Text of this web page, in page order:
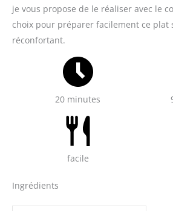
je vous propose de le réaliser avec le
choix pour préparer facilement ce plat
réconfortant.
20 minutes
facile
Ingrédients